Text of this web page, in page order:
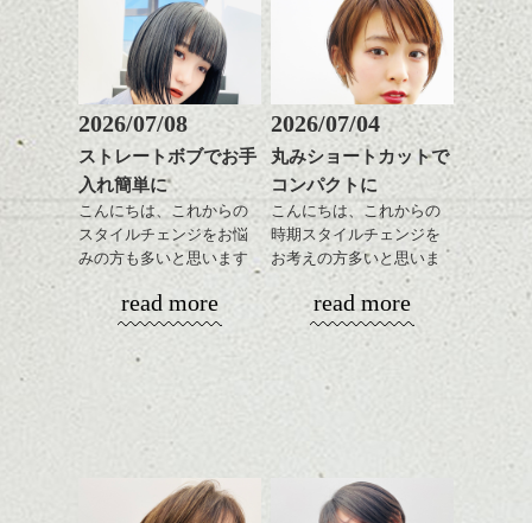
2026/07/08
ストレートボブでお手
入れ簡単に
こんにちは、これからの
スタイルチェンジをお悩
みの方も多いと思います
やっぱりボブでお手入れ
しやすいスタイルだと毎
あご下のラインでやや長
も出しやすくていろいろ
read more
2026/07/04
丸みショートカットで
コンパクトに
こんにちは、これからの
時期スタイルチェンジを
お考えの方多いと思いま
す。
コンパクトなフォルムが
全体のバランスを良く見
時短にも◎
そんなショートカット。
read more